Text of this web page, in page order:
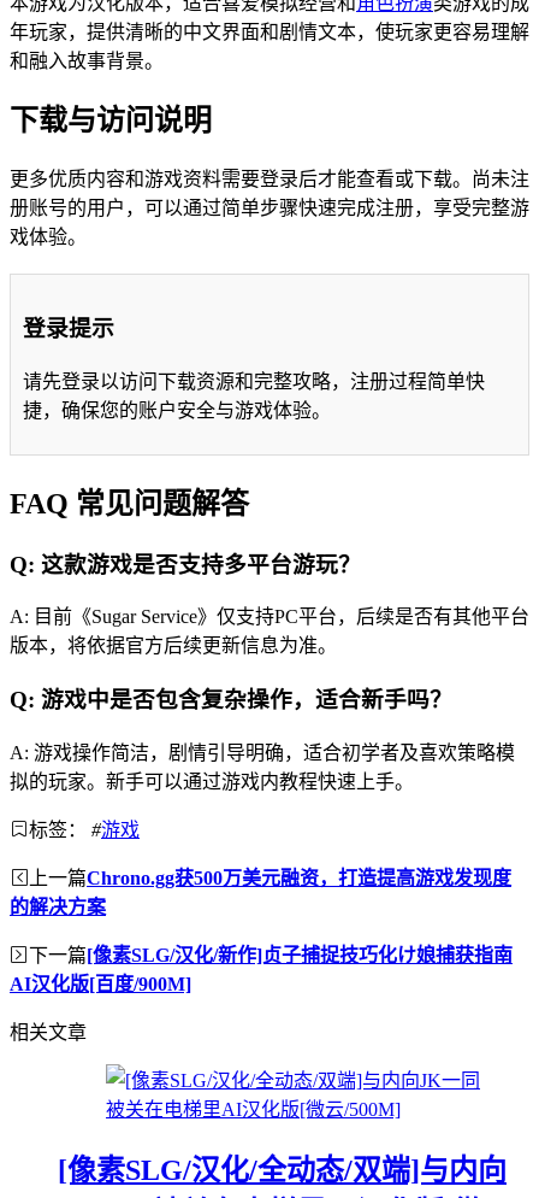
年玩家，提供清晰的中文界面和剧情文本，使玩家更容易理解
和融入故事背景。
下载与访问说明
更多优质内容和游戏资料需要登录后才能查看或下载。尚未注
册账号的用户，可以通过简单步骤快速完成注册，享受完整游
戏体验。
登录提示
请先登录以访问下载资源和完整攻略，注册过程简单快
捷，确保您的账户安全与游戏体验。
FAQ 常见问题解答
Q: 这款游戏是否支持多平台游玩？
A: 目前《Sugar Service》仅支持PC平台，后续是否有其他平台
版本，将依据官方后续更新信息为准。
Q: 游戏中是否包含复杂操作，适合新手吗？
A: 游戏操作简洁，剧情引导明确，适合初学者及喜欢策略模
拟的玩家。新手可以通过游戏内教程快速上手。
标签： #游戏
上一篇Chrono.gg获500万美元融资，打造提高游戏发现度
的解决方案
下一篇[像素SLG/汉化/新作]贞子捕捉技巧化け娘捕获指南
AI汉化版[百度/900M]
相关文章
[像素SLG/汉化/全动态/双端]与内向